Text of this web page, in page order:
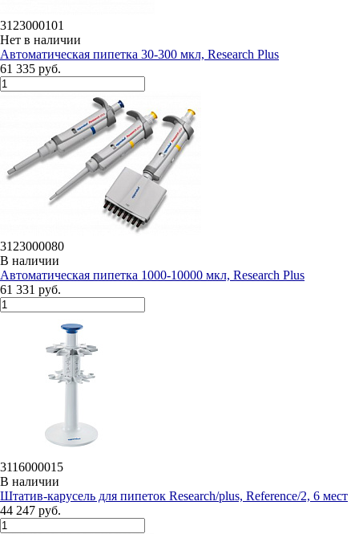
3123000101
Нет в наличии
Автоматическая пипетка 30-300 мкл, Research Plus
61 335 руб.
3123000080
В наличии
Автоматическая пипетка 1000-10000 мкл, Research Plus
61 331 руб.
3116000015
В наличии
Штатив-карусель для пипеток Research/plus, Reference/2, 6 мест
44 247 руб.